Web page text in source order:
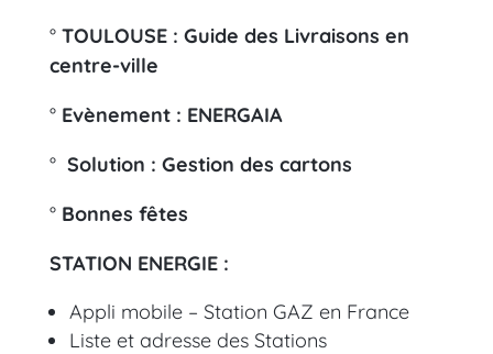
° TOULOUSE : Guide des Livraisons en
centre-ville
° Evènement : ENERGAIA
° Solution : Gestion des cartons
° Bonnes fêtes
STATION ENERGIE :
Appli mobile – Station GAZ en France
Liste et adresse des Stations